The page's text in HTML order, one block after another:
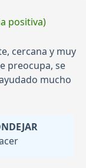
positiva)
cercana y muy
preocupa, se
mucho